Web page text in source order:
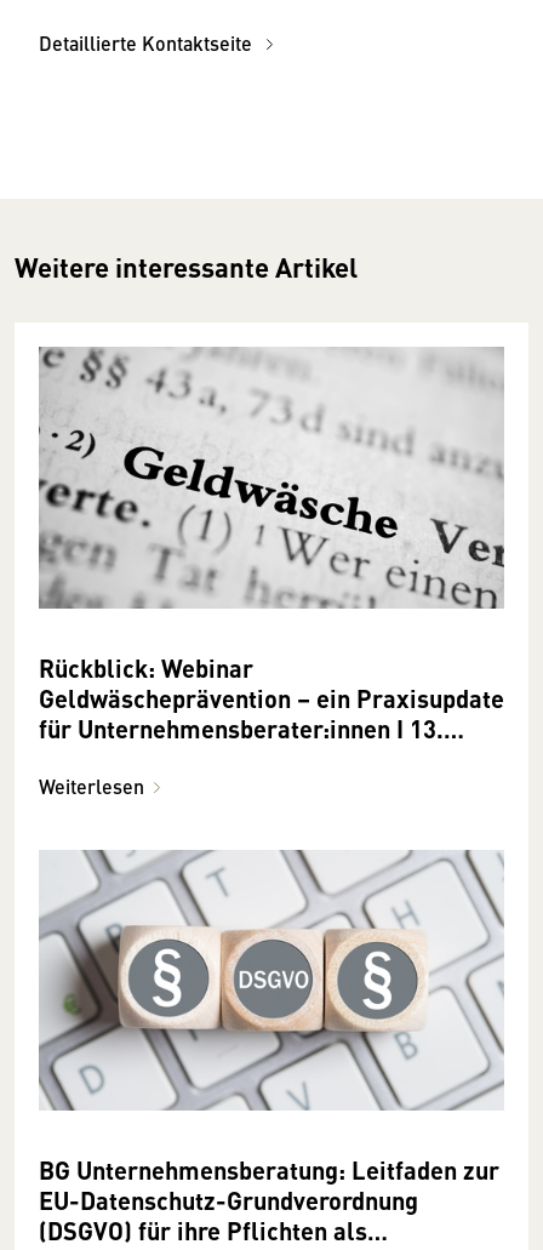
Detaillierte Kontaktseite
Weitere interessante Artikel
Rückblick: Webinar
Geldwäscheprävention – ein Praxisupdate
für Unternehmensberater:innen I 13.
Weiterlesen
BG Unternehmensberatung: Leitfaden zur
EU-Datenschutz-Grundverordnung
(DSGVO) für ihre Pflichten als